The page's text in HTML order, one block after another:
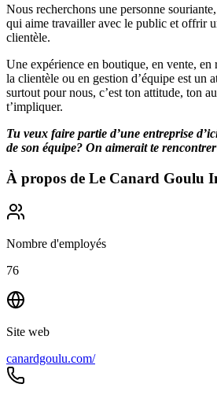
Nous recherchons une personne
qui aime travailler avec le public et offrir
clientèle.
Une expérience en boutique, en vente, en
la clientèle ou en gestion d’équipe est un
surtout pour nous, c’est ton attitude, ton
t’impliquer.
Tu veux faire partie d’une entreprise
de son équipe? On aimerait te
À propos de Le Canard Goulu
Nombre d'employés
76
Site web
canardgoulu.com/